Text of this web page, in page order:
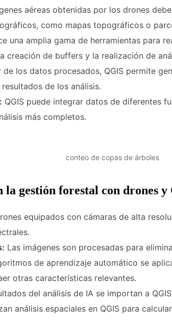
aéreas obtenidas por los drones
como mapas topográficos o
una amplia gama de herramientas para
creación de buffers y la realización de
de los datos procesados, QGIS permite
de los análisis.
QGIS puede integrar datos de diferentes
más completos.
conteo de copas de árboles
gestión forestal con drones y
equipados con cámaras de alta
Las imágenes son procesadas para
de aprendizaje automático se
otras características relevantes.
del análisis de IA se importan a
análisis espaciales en QGIS para